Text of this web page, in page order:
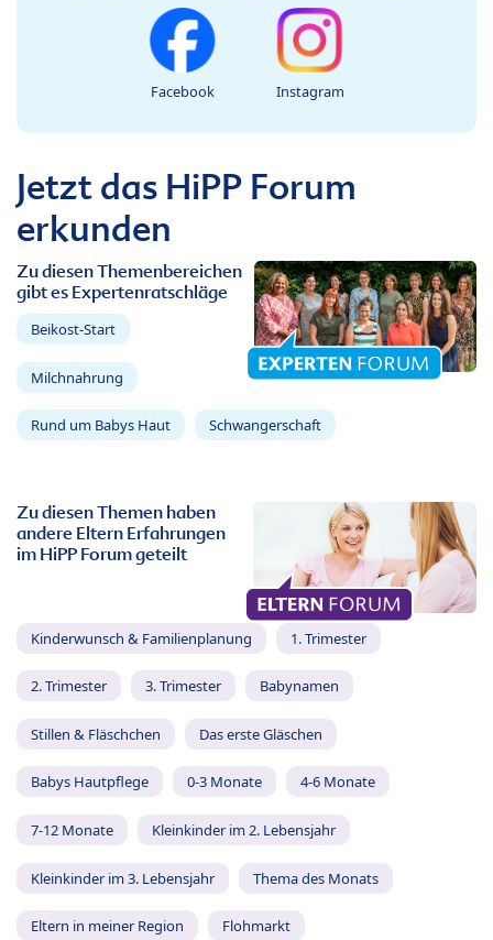
Facebook Instagram
Jetzt das HiPP Forum
erkunden
Zu diesen Themenbereichen
gibt es Expertenratschläge
Beikost-Start
Milchnahrung
Rund um Babys Haut Schwangerschaft
Zu diesen Themen haben
andere Eltern Erfahrungen
im HiPP Forum geteilt
Kinderwunsch & Familienplanung 1. Trimester
2. Trimester 3. Trimester Babynamen
Stillen & Fläschchen Das erste Gläschen
Babys Hautpflege 0-3 Monate 4-6 Monate
7-12 Monate Kleinkinder im 2. Lebensjahr
Kleinkinder im 3. Lebensjahr Thema des Monats
Eltern in meiner Region Flohmarkt